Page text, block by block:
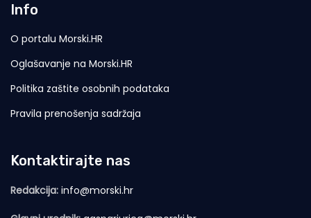
Info
O portalu Morski.HR
Oglašavanje na Morski.HR
Politika zaštite osobnih podataka
Pravila prenošenja sadržaja
Kontaktirajte nas
Redakcija: info@morski.hr